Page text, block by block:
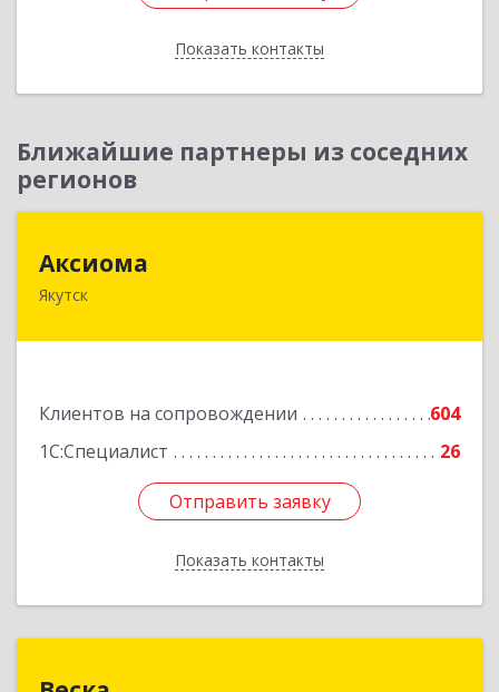
Показать контакты
Назад
Ближайшие партнеры из соседних
регионов
Аксиома
Якутск
Клиентов на сопровождении
604
1С:Специалист
26
Отправить заявку
Показать контакты
677000, Саха /Якутия/ Респ, Якутск г, Чиряева
Отправить заявку
Назад